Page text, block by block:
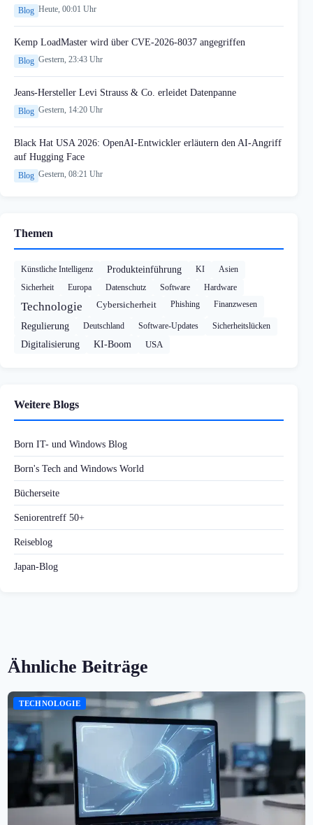
Blog Heute, 00:01 Uhr
Kemp LoadMaster wird über CVE-2026-8037 angegriffen
Blog Gestern, 23:43 Uhr
Jeans-Hersteller Levi Strauss & Co. erleidet Datenpanne
Blog Gestern, 14:20 Uhr
Black Hat USA 2026: OpenAI-Entwickler erläutern den AI-Angriff
auf Hugging Face
Blog Gestern, 08:21 Uhr
Themen
Künstliche Intelligenz Produkteinführung KI
Asien
Sicherheit
Europa Datenschutz Software Hardware
Technologie Cybersicherheit Phishing Finanzwesen
Regulierung Deutschland Software-Updates Sicherheitslücken
Digitalisierung KI-Boom USA
Weitere Blogs
Born IT- und Windows Blog
Born's Tech and Windows World
Bücherseite
Seniorentreff 50+
Reiseblog
Japan-Blog
Ähnliche Beiträge
TECHNOLOGIE